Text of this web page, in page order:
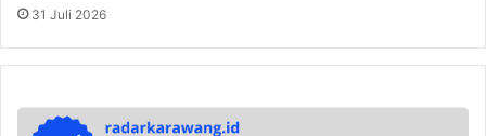
31 Juli 2026